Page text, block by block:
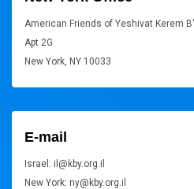
American Friends of Yeshivat Kerem
Apt 2G
New York, NY 10033
E-mail
Israel: il@kby.org.il
New York: ny@kby.org.il